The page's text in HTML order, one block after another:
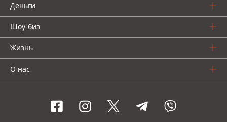
Деньги
Шоу-биз
Жизнь
О нас